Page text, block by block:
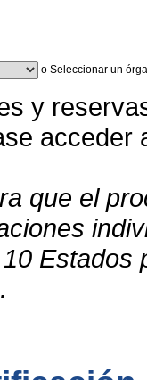
o Seleccionar un
y
acceder
que el